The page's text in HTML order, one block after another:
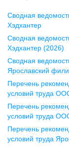
Воронеж
ул.
офис 1212
+7 473 280-05-05
pr@vrn.hh.ru
ул.
помещение 15
+7 843 212-12-50
Сводная
Хэдхантер
Сводная
Хэдхантер (2026)
Сводная
Ярославский
Перечень
условий труда
Перечень
условий труда
Перечень
условий труда